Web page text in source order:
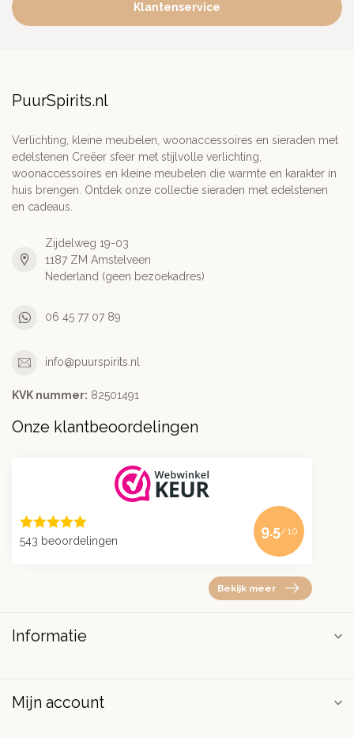
Klantenservice
PuurSpirits.nl
Verlichting, kleine meubelen, woonaccessoires en sieraden met
edelstenen Creëer sfeer met stijlvolle verlichting,
woonaccessoires en kleine meubelen die warmte en karakter in
huis brengen. Ontdek onze collectie sieraden met edelstenen
en cadeaus.
Zijdelweg 19-03
1187 ZM Amstelveen
Nederland (geen bezoekadres)
06 45 77 07 89
info@puurspirits.nl
KVK nummer: 82501491
Onze klantbeoordelingen
543 beoordelingen
9.5/10
Bekijk meer
Informatie
Mijn account